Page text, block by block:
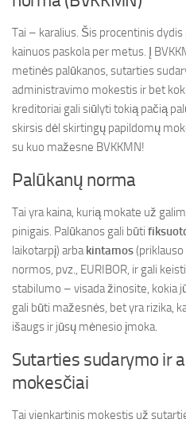
Tai – karalius. Šis procentinis dydis
kainuos paskola per metus. Į
metinės palūkanos, sutarties
administravimo mokestis ir bet
kreditoriai gali siūlyti tokią pačią
skirsis dėl skirtingų papildomų
su kuo mažesne BVKKMN!
Palūkanų norma
Tai yra kaina, kurią mokate už
pinigais. Palūkanos gali būti
laikotarpį) arbakintamos
normos, pvz., EURIBOR, ir gali
stabilumo – visada žinosite, kokia
gali būti mažesnės, bet yra rizika,
išaugs ir jūsų mėnesio įmoka.
Sutarties sudarymo ir
mokesčiai
Tai vienkartinis mokestis už